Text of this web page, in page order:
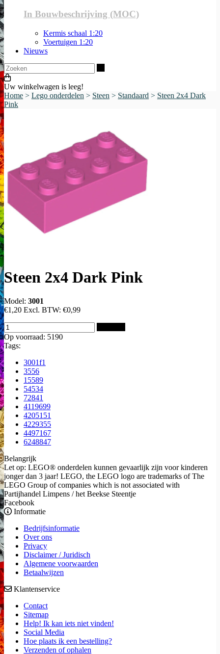
In Bouwbeschrijving (MOC)
Kermis schaal 1:20
Voertuigen 1:20
Nieuws
Uw winkelwagen is leeg!
Home > Lego onderdelen > Steen > Standaard > Steen 2x4 Dark
Pink
Steen 2x4 Dark Pink
Model: 3001
€1,20 Excl. BTW: €0,99
Op voorraad: 5190
Tags:
3001f1
3556
15589
54534
72841
4119699
4205151
4229355
4497167
6248847
Belangrijk
Let op: LEGO® onderdelen kunnen gevaarlijk zijn voor kinderen
jonger dan 3 jaar! LEGO, the LEGO logo are trademarks of The
LEGO Group of companies which is not associated with
Partijhandel Limpens / het Beekse Steentje
Facebook
Informatie
Bedrijfsinformatie
Over ons
Privacy
Disclaimer / Juridisch
Algemene voorwaarden
Betaalwijzen
Klantenservice
Contact
Sitemap
Help! Ik kan iets niet vinden!
Social Media
Hoe plaats ik een bestelling?
Verzenden of ophalen